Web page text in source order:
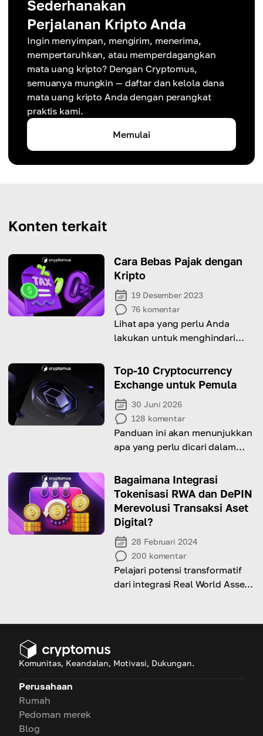
Sederhanakan
Perjalanan Kripto Anda
Ingin menyimpan, mengirim, menerima,
mempertaruhkan, atau memperdagangkan
mata uang kripto? Dengan Cryptomus,
semuanya mungkin — daftar dan kelola dana
mata uang kripto Anda dengan perangkat
praktis kami.
Memulai
Konten terkait
Cara Bebas Pajak dengan
Kripto
19 Desember 2023
76 komentar
Lihat apa yang perlu Anda
lakukan untuk menghindari
Top-10 Cryptocurrency
Exchange untuk Pemula
30 Juni 2026
128 komentar
Panduan ini akan menunjukkan
apa yang perlu dicari dalam
menyarankan beberapa yang
terbaik!
Bagaimana Integrasi
Tokenisasi RWA dan DePIN
Merevolusi Transaksi Aset
Digital?
28 Februari 2024
200 komentar
Pelajari potensi transformatif
dari integrasi Real World Asset
Physical Infrastructure
Komunitas, Keandalan, Motivasi, Dukungan.
Perusahaan
Rumah
Pedoman merek
Blog